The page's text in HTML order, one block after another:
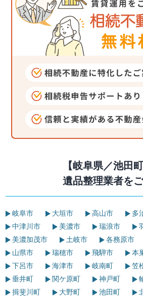
【岐阜県／池田
遺品整理業者を
岐阜市 大垣市 高山市 多
中津川市
美濃市 瑞浪市
美濃加茂市
土岐市 各務原市
山県市
瑞穂市 飛騨市 本
下呂市
海津市 岐南町 笠
垂井町
関ケ原町 神戸町
揖斐川町
大野町 池田町